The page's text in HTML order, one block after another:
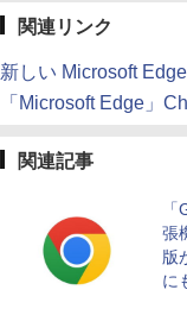
関連リンク
新しい Microsoft
「Microsoft Edge」
関連記事
張
版
に